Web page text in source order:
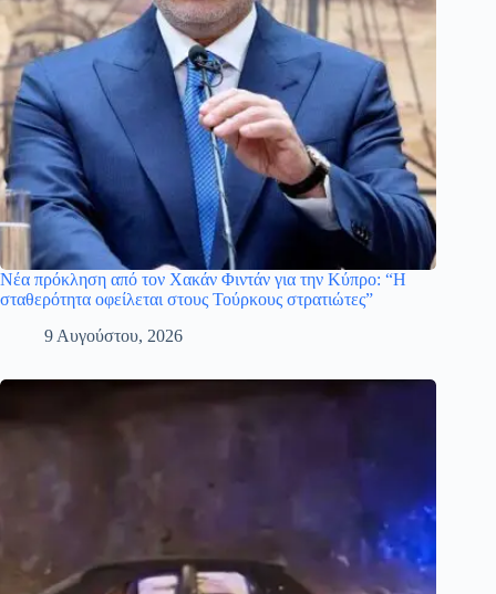
Νέα πρόκληση από τον Χακάν Φιντάν για την Κύπρο: “Η
σταθερότητα οφείλεται στους Τούρκους στρατιώτες”
9 Αυγούστου, 2026